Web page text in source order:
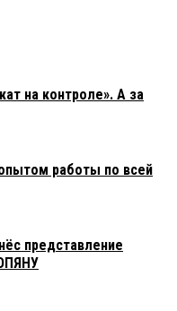
на контроле». А за
работы по всей
представление